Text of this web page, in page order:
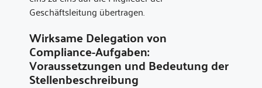
Geschäftsleitung übertragen.
Wirksame Delegation von
Compliance-Aufgaben:
Voraussetzungen und Bedeutung der
Stellenbeschreibung